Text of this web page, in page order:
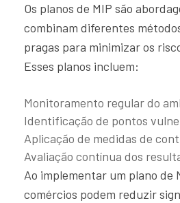
Os planos de MIP são
combinam diferentes
pragas para minimizar os
Esses planos incluem:
Monitoramento regular do
Identificação de pontos
Aplicação de medidas de
Avaliação contínua dos
Ao implementar um plano de
comércios podem reduzir